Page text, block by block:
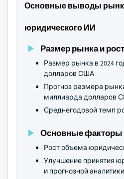
Основные выводы
юридического ИИ
Размер рынка и рост
Размер рынка в 2024
долларов США
Прогноз размера
миллиарда долларов
Среднегодовой темп
Основные факторы
Рост объема
Улучшение принятия
и прогнозной